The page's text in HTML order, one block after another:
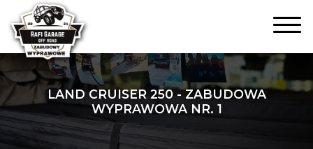
LAND CRUISER 250 - ZABUDOWA
WYPRAWOWA NR. 1